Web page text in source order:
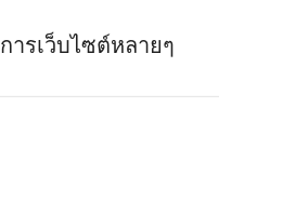
ารเว็บไซต์หลายๆ